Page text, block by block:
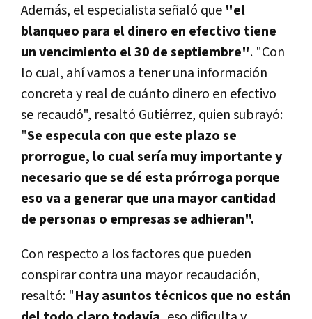
Además, el especialista señaló que "el
blanqueo para el dinero en efectivo tiene
un vencimiento el 30 de septiembre". "Con
lo cual, ahí vamos a tener una información
concreta y real de cuánto dinero en efectivo
se recaudó", resaltó Gutiérrez, quien subrayó:
"Se especula con que este plazo se
prorrogue, lo cual sería muy importante y
necesario que se dé esta prórroga porque
eso va a generar que una mayor cantidad
de personas o empresas se adhieran".
Con respecto a los factores que pueden
conspirar contra una mayor recaudación,
resaltó: "Hay asuntos técnicos que no están